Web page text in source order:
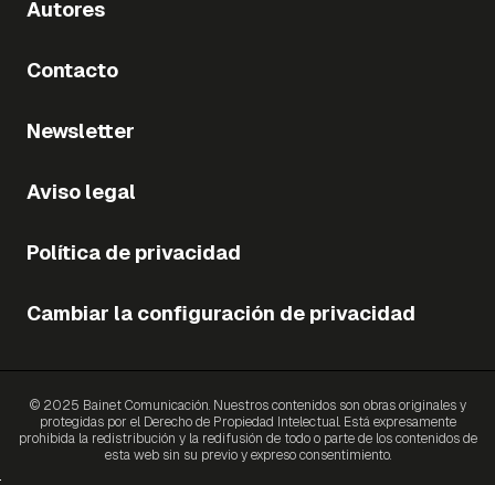
Autores
Contacto
Newsletter
Aviso legal
Política de privacidad
Cambiar la configuración de privacidad
© 2025 Bainet Comunicación. Nuestros contenidos son obras originales y
protegidas por el Derecho de Propiedad Intelectual. Está expresamente
prohibida la redistribución y la redifusión de todo o parte de los contenidos de
esta web sin su previo y expreso consentimiento.